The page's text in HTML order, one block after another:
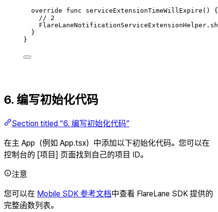
override
func serviceExtensionTimeWillExpire ()
{
// 2
FlareLaneNotificationServiceExtensionHelper.
}
}
6. 编写初始化代码
Section titled “6. 编写初始化代码”
在主 App（例如 App.tsx）中添加以下初始化代码。您可以在
控制台的 [项目] 页面找到自己的项目 ID。
注意
您可以在 Mobile SDK 参考文档中查看 FlareLane SDK 提供的
完整函数列表。